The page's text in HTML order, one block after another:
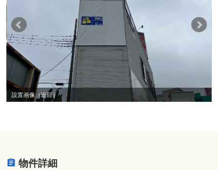
設置画像（近目）
物件詳細